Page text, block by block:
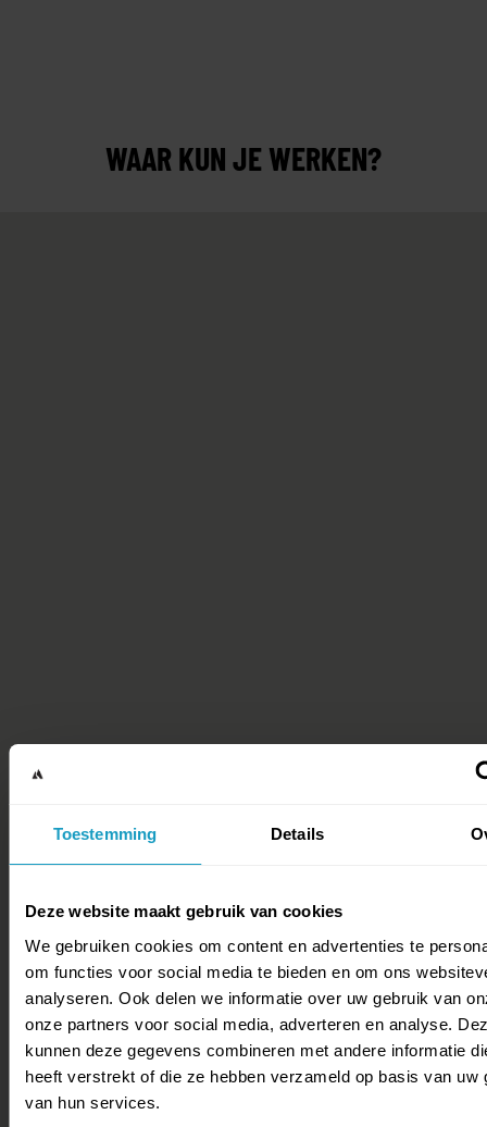
Toestemming Details
Deze website maakt gebruik van cookies
We gebruiken cookies om content en advertenties te
om functies voor social media te bieden en om ons
analyseren. Ook delen we informatie over uw gebruik van
onze partners voor social media, adverteren en analyse.
kunnen deze gegevens combineren met andere informatie
heeft verstrekt of die ze hebben verzameld op basis van uw
van hun services.
WAAR KUN JE WERKEN?